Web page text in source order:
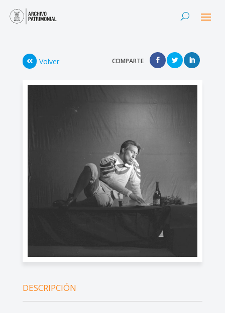
Volver COMPARTE
DESCRIPCIÓN